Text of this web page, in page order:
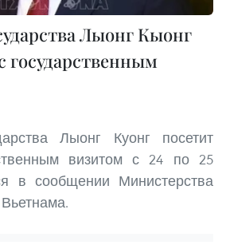
Лыонг Кыонг
государственным
Лыонг Куонг посетит
визитом с 24 по 25
в сообщении Министерства